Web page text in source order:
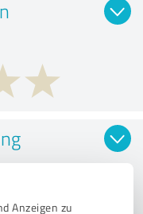
Anzeigen zu